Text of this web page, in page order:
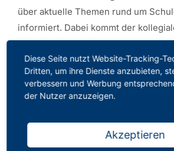
über aktuelle Themen rund um
informiert. Dabei kommt der
zu kurz.
Hier werden Sie außerdem mit
und über Termine auf dem
Diese Seite nutzt Website-Tracking-
Dritten, um ihre Dienste anzubieten,
verbessern und Werbung
der Nutzer anzuzeigen.
Akzeptieren